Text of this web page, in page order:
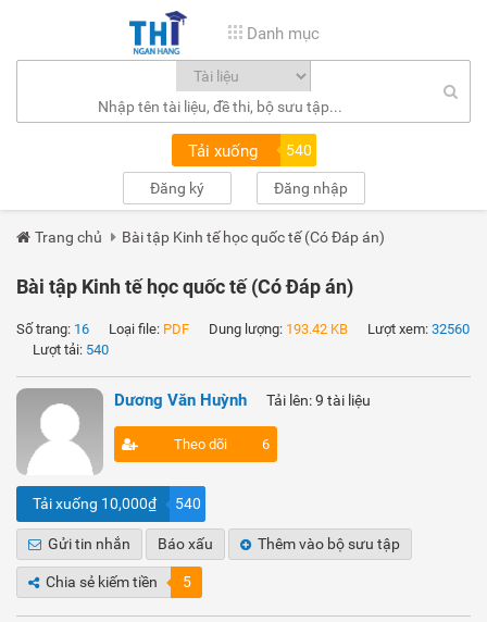
Danh mục
Tải xuống 540
Đăng ký Đăng nhập
Trang chủ Bài tập Kinh tế học quốc tế (Có Đáp án)
Bài tập Kinh tế học quốc tế (Có Đáp án)
Số trang: 16 Loại file: PDF Dung lượng: 193.42 KB Lượt xem: 32560
Lượt tải: 540
Dương Văn Huỳnh Tải lên: 9 tài liệu
Theo dõi 6
Tải xuống 10,000₫ 540
Gửi tin nhắn Báo xấu Thêm vào bộ sưu tập
Chia sẻ kiếm tiền 5